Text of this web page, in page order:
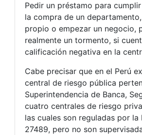
Pedir un préstamo para
la compra de un
propio o empezar un negocio,
realmente un tormento, si
calificación negativa en la
Cabe precisar que en el Perú
central de riesgo pública
Superintendencia de Banca,
cuatro centrales de riesgo
las cuales son reguladas por la
27489, pero no son